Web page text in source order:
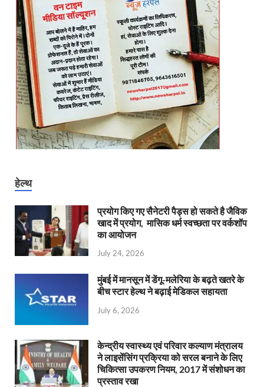
हेल्थ
प्रयोग किए गए सैनेटरी पैड्स हो सकते है जैविक
खाद में प्रयोग, मासिक धर्म स्वच्छता पर वर्कशॉप
का आयोजन
July 24, 2026
मुंबई में मानसून में डेंगू-मलेरिया के बढ़ते खतरे के
बीच स्टार हेल्थ ने बढ़ाई मेडिकल सहायता
July 6, 2026
केन्‍द्रीय स्वास्थ्य एवं परिवार कल्याण मंत्रालय
ने लाइसेंसिंग प्रक्रिया को सरल बनाने के लिए
चिकित्सा उपकरण नियम, 2017 में संशोधन का
प्रस्ताव रखा